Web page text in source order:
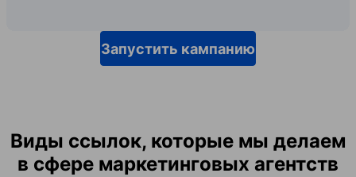
Запустить кампанию
Виды ссылок, которые мы делаем
в сфере маркетинговых агентств